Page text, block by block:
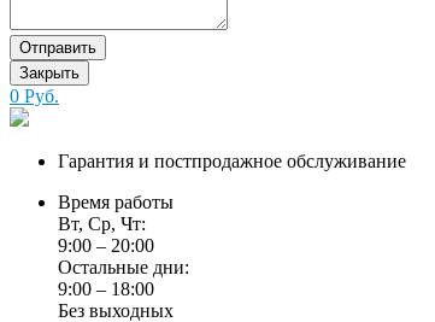
Отправить
Закрыть
0 Руб.
Гарантия и постпродажное обслуживание
Время работы
Вт, Ср, Чт:
9:00 – 20:00
Остальные дни:
9:00 – 18:00
Без выходных